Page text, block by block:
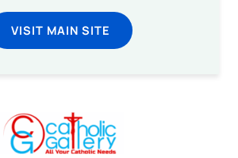
VISIT MAIN SITE